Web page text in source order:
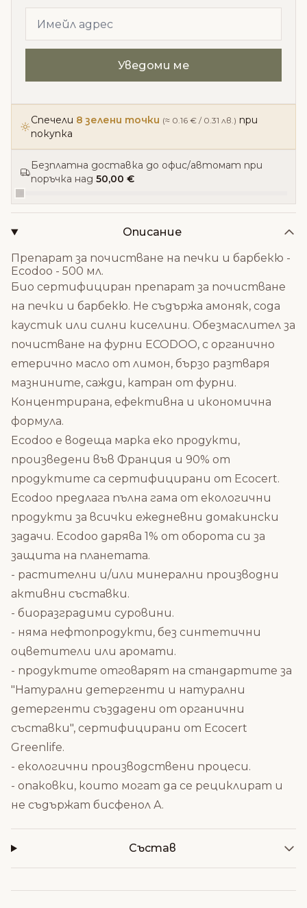
Спечели 8 зелени точки (≈ 0.16 € / 0.31 лв.) при
покупка
Безплатна доставка до офис/автомат при
поръчка над 50,00 €
Описание
Препарат за почистване на печки и барбекю -
Ecodoo - 500 мл.
Био сертифициран препарат за почистване
на печки и барбекю. Не съдържа амоняк, сода
каустик или силни киселини. Обезмаслител за
почистване на фурни ECODOO, с органично
етерично масло от лимон, бързо разтваря
мазнините, сажди, катран от фурни.
Концентрирана, ефективна и икономична
формула.
Ecodoo е водеща марка еко продукти,
произведени във Франция и 90% от
продуктите са сертифицирани от Ecocert.
Ecodoo предлага пълна гама от екологични
продукти за всички ежедневни домакински
задачи. Ecodoo дарява 1% от оборота си за
защита на планетата.
- растителни и/или минерални производни
активни съставки.
- биоразградими суровини.
- няма нефтопродукти, без синтетични
оцветители или аромати.
- продуктите отговарят на стандартите за
"Натурални детергенти и натурални
детергенти създадени от органични
съставки", сертифицирани от Ecocert
Greenlife.
- екологични производствени процеси.
- опаковки, които могат да се рециклират и
не съдържат бисфенол А.
Състав